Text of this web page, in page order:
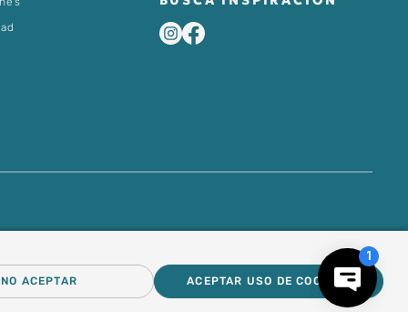
NO ACEPTAR ACEPTAR USO DE COOKIES